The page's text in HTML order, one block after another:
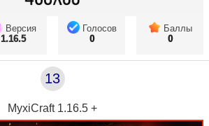
Версия
1.16.5
Голосов
0
Баллы
0
13
MyxiCraft 1.16.5 +